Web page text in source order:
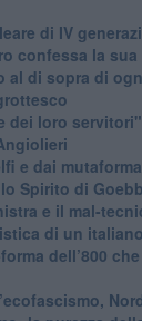
di IV
confessa la sua
al di sopra di
dei loro servitori"
e dai
Spirito di
e il mal-
di un
dell’800